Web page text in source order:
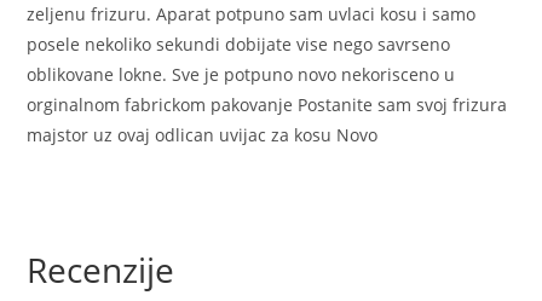
zeljenu frizuru. Aparat potpuno sam uvlaci kosu i samo
posele nekoliko sekundi dobijate vise nego savrseno
oblikovane lokne. Sve je potpuno novo nekorisceno u
orginalnom fabrickom pakovanje Postanite sam svoj frizura
majstor uz ovaj odlican uvijac za kosu Novo
Recenzije